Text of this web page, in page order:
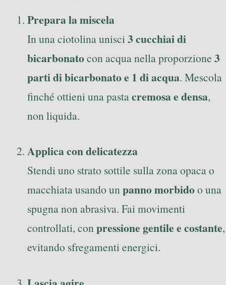
Prepara la miscela
In una ciotolina unisci3 cucchiai di
bicarbonatocon acqua nella proporzione 3
parti di bicarbonato e 1 di acqua. Mescola
finché ottieni una pastacremosa e densa,
non liquida.
Applica con delicatezza
Stendi uno strato sottile sulla zona opaca o
macchiata usando unpanno morbidoo una
spugna non abrasiva. Fai movimenti
controllati, conpressione gentile e costante,
evitando sfregamenti energici.